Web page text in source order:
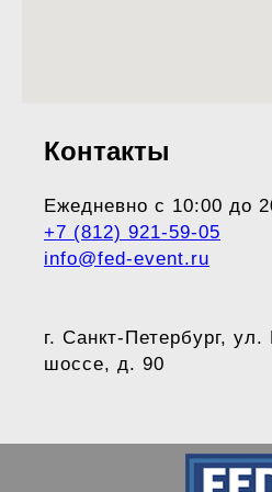
Контакты
Ежедневно с 10:00 до
+7 (812) 921-59-05
info@fed-event.ru
г. Санкт-Петербург, ул.
шоссе, д. 90